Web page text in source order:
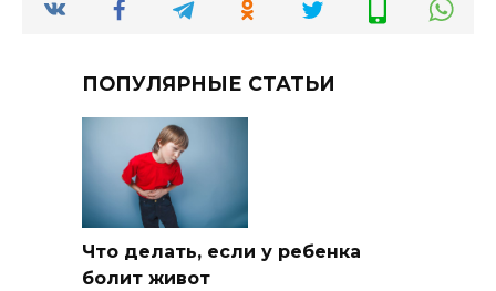
ПОПУЛЯРНЫЕ СТАТЬИ
Что делать, если у ребенка
болит живот